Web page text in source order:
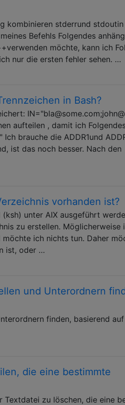
kombinieren stderrund stdoutin
Befehls Folgendes
möchte, kann ich
nur die ersten fehler sehen. …
in Bash?
aufteilen , damit ich
brauche die ADDR1und
ist das noch besser. Nach den
vorhanden ist?
unter AIX ausgeführt
zu erstellen. Möglicherweise
ich nichts tun. Daher
ist, oder …
und Unterordnern
finden, basierend
die eine bestimmte
Textdatei zu löschen, die eine